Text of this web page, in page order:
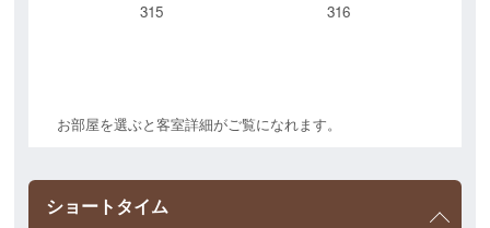
315 316
お部屋を選ぶと客室詳細がご覧になれます。
ショートタイム